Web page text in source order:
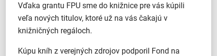
Vďaka grantu FPU sme do knižnice pre vás kúpili
veľa nových titulov, ktoré už na vás čakajú v
knižničných regáloch.
Kúpu kníh z verejných zdrojov podporil Fond na